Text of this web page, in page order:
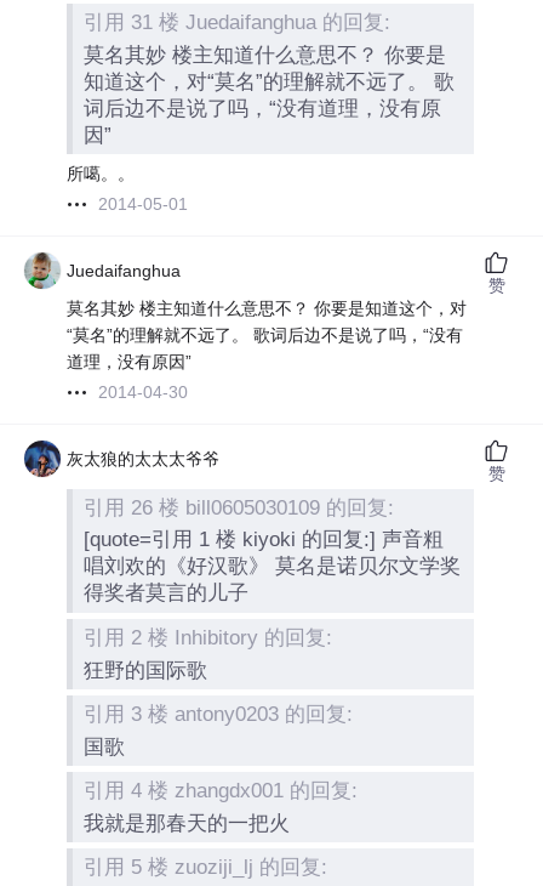
引用 31 楼 Juedaifanghua 的回复:
莫名其妙 楼主知道什么意思不？ 你要是
知道这个，对“莫名”的理解就不远了。 歌
词后边不是说了吗，“没有道理，没有原
因”
所噶。。
2014-05-01
Juedaifanghua
莫名其妙 楼主知道什么意思不？ 你要是知道这个，对
“莫名”的理解就不远了。 歌词后边不是说了吗，“没有
道理，没有原因”
2014-04-30
赞
灰太狼的太太太爷爷
引用 26 楼 bill0605030109 的回复:
[quote=引用 1 楼 kiyoki 的回复:] 声音粗
唱刘欢的《好汉歌》 莫名是诺贝尔文学奖
得奖者莫言的儿子
引用 2 楼 Inhibitory 的回复:
狂野的国际歌
引用 3 楼 antony0203 的回复:
国歌
引用 4 楼 zhangdx001 的回复:
我就是那春天的一把火
引用 5 楼 zuoziji_lj 的回复:
赞